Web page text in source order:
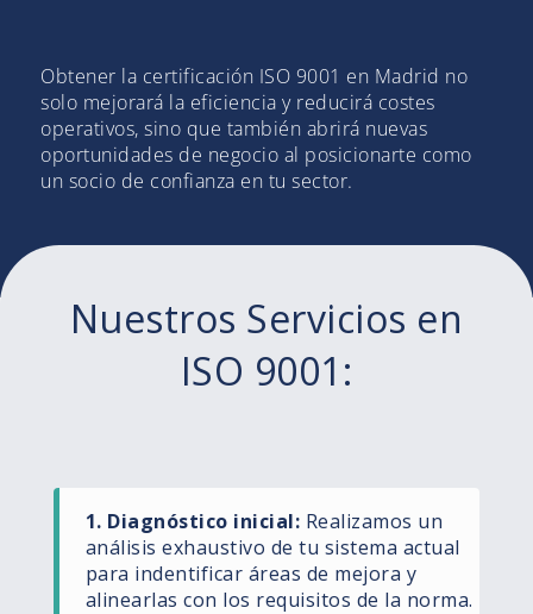
Obtener la certificación ISO 9001 en Madrid no
solo mejorará la eficiencia y reducirá costes
operativos, sino que también abrirá nuevas
oportunidades de negocio al posicionarte como
un socio de confianza en tu sector.
Nuestros Servicios en
ISO 9001:
1. Diagnóstico inicial: Realizamos un
análisis exhaustivo de tu sistema actual
para indentificar áreas de mejora y
alinearlas con los requisitos de la norma.